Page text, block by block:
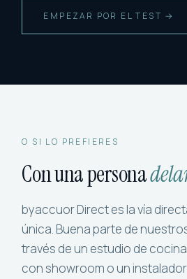
EMPEZAR POR EL TEST →
O SI LO PREFIERES
Con una persona
byaccuor Direct es la vía
única. Buena parte de
través de un estudio de
con showroom o un